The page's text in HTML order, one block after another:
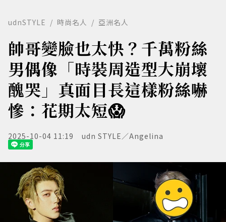
udnSTYLE 時尚名人 亞洲名人
帥哥變臉也太快？千萬粉絲
男偶像「時裝周造型大崩壞
醜哭」真面目長這樣粉絲嚇
慘：花期太短😱
2025-10-04 11:19 udn STYLE／Angelina